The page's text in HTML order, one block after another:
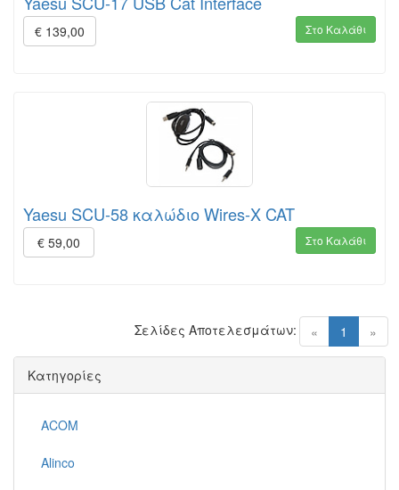
€ 139,00 Στο Καλάθι
Yaesu SCU-58 καλώδιο Wires-X CAT
€ 59,00 Στο Καλάθι
« 1 (current)
»
Σελίδες Αποτελεσμάτων:
Κατηγορίες
ACOM
Alinco